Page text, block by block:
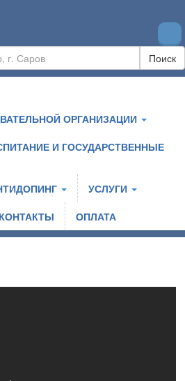
Поиск
ОРГАНИЗАЦИИ
И ГОСУДАРСТВЕННЫЕ
УСЛУГИ
КОНТАКТЫ ОПЛАТА